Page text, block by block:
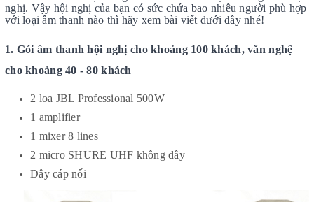
nghị. Vậy hội nghị của bạn có sức chứa bao nhiêu người phù hợp
với loại âm thanh nào thì hãy xem bài viết dưới đây nhé!
1. Gói âm thanh hội nghị cho khoảng 100 khách, văn nghệ
cho khoảng 40 - 80 khách
2 loa JBL Professional 500W
1 amplifier
1 mixer 8 lines
2 micro SHURE UHF không dây
Dây cáp nối